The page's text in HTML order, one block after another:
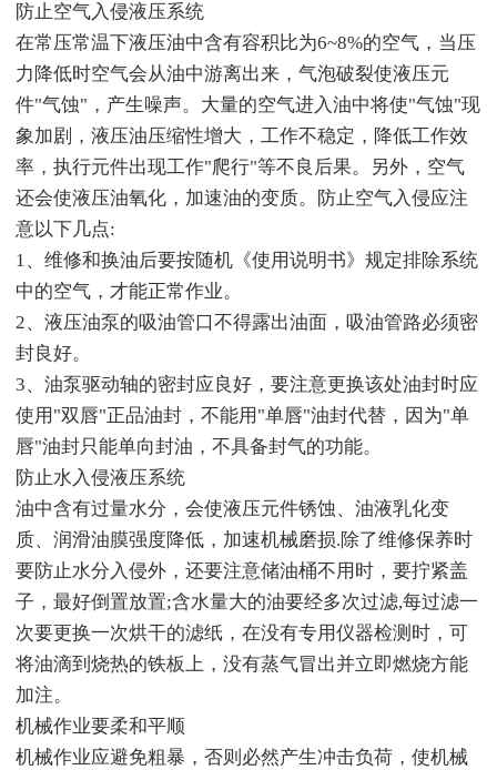
防止空气入侵液压系统
在常压常温下液压油中含有容积比为6~8%的空气，当压
力降低时空气会从油中游离出来，气泡破裂使液压元
件"气蚀"，产生噪声。大量的空气进入油中将使"气蚀"现
象加剧，液压油压缩性增大，工作不稳定，降低工作效
率，执行元件出现工作"爬行"等不良后果。另外，空气
还会使液压油氧化，加速油的变质。防止空气入侵应注
意以下几点:
1、维修和换油后要按随机《使用说明书》规定排除系统
中的空气，才能正常作业。
2、液压油泵的吸油管口不得露出油面，吸油管路必须密
封良好。
3、油泵驱动轴的密封应良好，要注意更换该处油封时应
使用"双唇"正品油封，不能用"单唇"油封代替，因为"单
唇"油封只能单向封油，不具备封气的功能。
防止水入侵液压系统
油中含有过量水分，会使液压元件锈蚀、油液乳化变
质、润滑油膜强度降低，加速机械磨损.除了维修保养时
要防止水分入侵外，还要注意储油桶不用时，要拧紧盖
子，最好倒置放置;含水量大的油要经多次过滤,每过滤一
次要更换一次烘干的滤纸，在没有专用仪器检测时，可
将油滴到烧热的铁板上，没有蒸气冒出并立即燃烧方能
加注。
机械作业要柔和平顺
机械作业应避免粗暴，否则必然产生冲击负荷，使机械